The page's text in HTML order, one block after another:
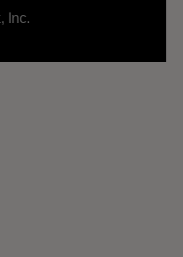
Inc.